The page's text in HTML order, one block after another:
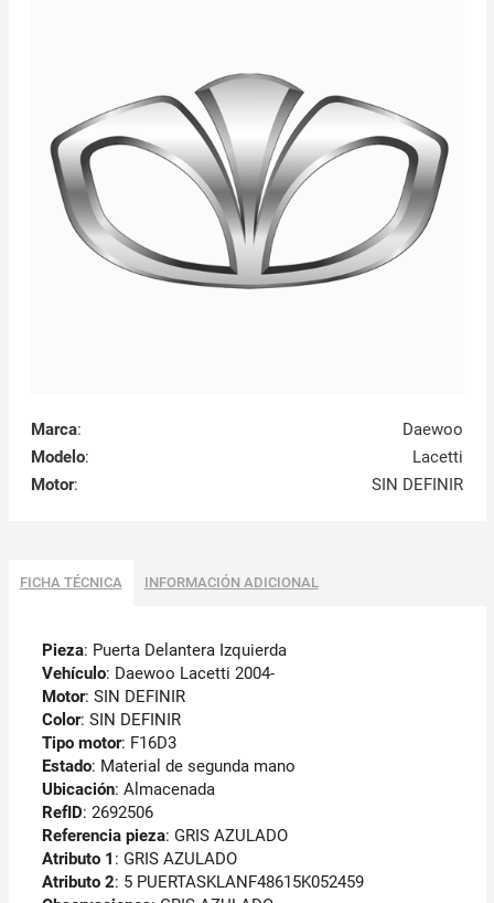
Marca:
Daewoo
Modelo:
Lacetti
Motor: SIN DEFINIR
FICHA TÉCNICA INFORMACIÓN ADICIONAL
Pieza: Puerta Delantera Izquierda
Vehículo: Daewoo Lacetti 2004-
Motor: SIN DEFINIR
Color: SIN DEFINIR
Tipo motor: F16D3
Estado: Material de segunda mano
Ubicación: Almacenada
RefID: 2692506
Referencia pieza: GRIS AZULADO
Atributo 1 : GRIS AZULADO
Atributo 2: 5 PUERTASKLANF48615K052459